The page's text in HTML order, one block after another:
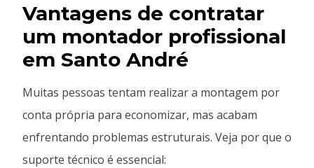
Vantagens de contratar
um montador profissional
em Santo André
Muitas pessoas tentam realizar a montagem por
conta própria para economizar, mas acabam
enfrentando problemas estruturais. Veja por que o
suporte técnico é essencial: